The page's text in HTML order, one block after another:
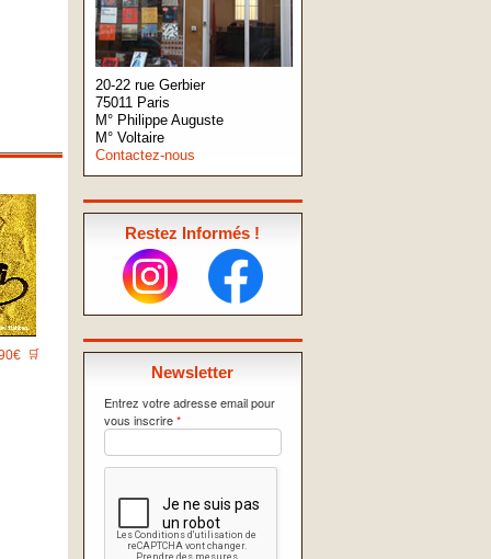
20-22 rue Gerbier
75011 Paris
M° Philippe Auguste
M° Voltaire
Contactez-nous
Restez Informés !
Newsletter
Entrez votre adresse email pour
vous inscrire*
🛒